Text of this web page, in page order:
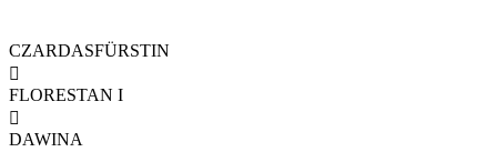
CZARDASFÜRSTIN

FLORESTAN I

DAWINA